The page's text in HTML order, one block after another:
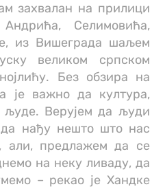
захвалан на прилици
Селимовића,
из Вишеграда шаљем
великом српском
Без обзира на
је важно да култура,
људе. Верујем да људи
да нађу нешто што нас
али, предлажем да се
на неку ливаду, да
– рекао је Хандке